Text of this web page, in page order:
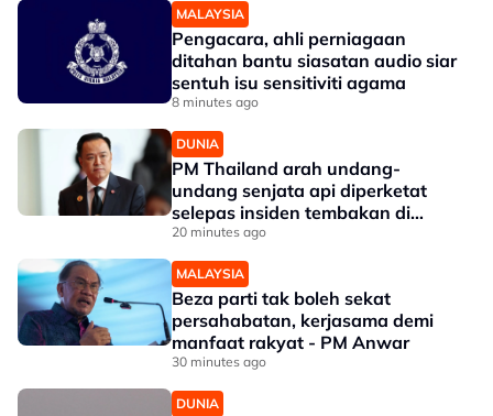
MALAYSIA
Pengacara, ahli perniagaan
ditahan bantu siasatan audio siar
sentuh isu sensitiviti agama
8 minutes ago
DUNIA
PM Thailand arah undang-
undang senjata api diperketat
selepas insiden tembakan di
sekolah
20 minutes ago
MALAYSIA
Beza parti tak boleh sekat
persahabatan, kerjasama demi
manfaat rakyat - PM Anwar
30 minutes ago
DUNIA